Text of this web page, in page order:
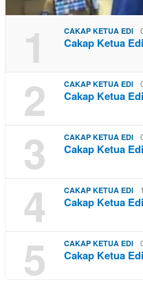
1 CAKAP KETUA EDI
Cakap Ketua
2 CAKAP KETUA EDI
Cakap Ketua
3 CAKAP KETUA EDI
Cakap Ketua
4 CAKAP KETUA EDI
Cakap Ketua
5 CAKAP KETUA EDI
Cakap Ketua